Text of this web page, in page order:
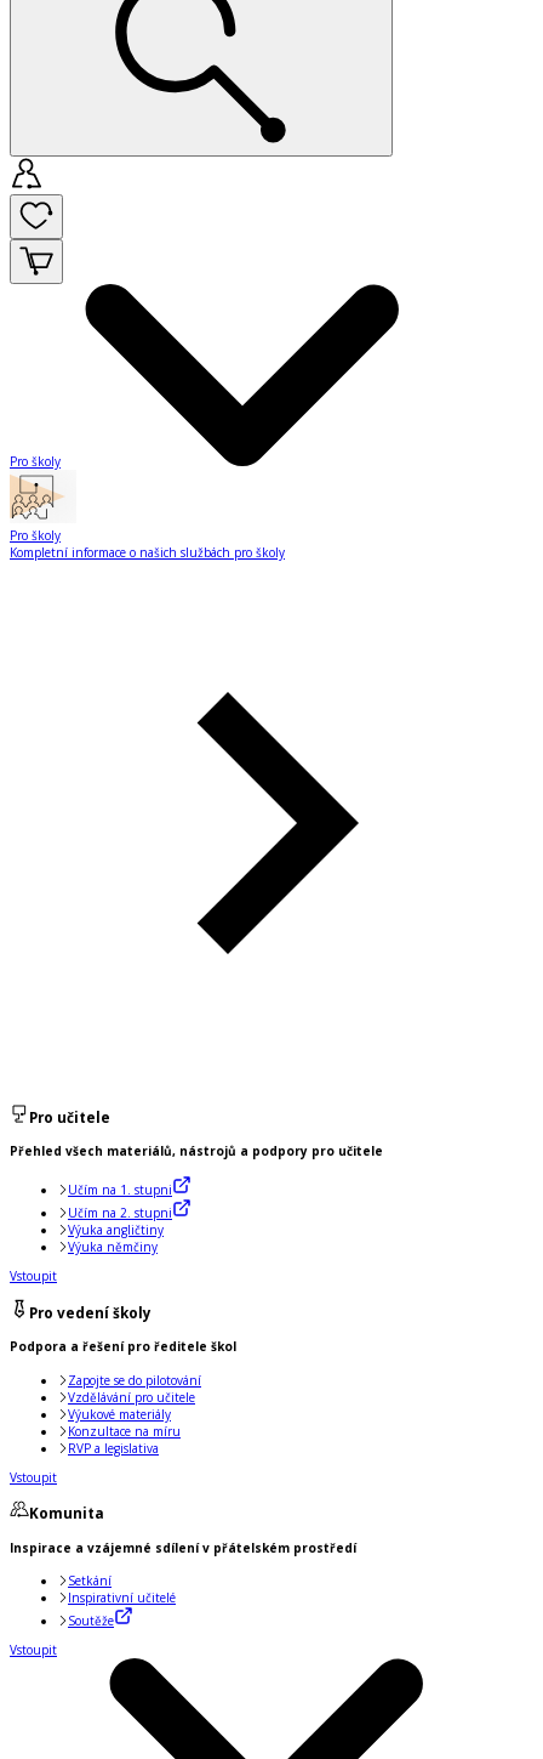
Pro školy
Pro školy
Kompletní informace o našich službách pro školy
Pro učitele
Přehled všech materiálů, nástrojů a podpory pro učitele
Učím na 1. stupni
Učím na 2. stupni
Výuka angličtiny
Výuka němčiny
Vstoupit
Pro vedení školy
Podpora a řešení pro ředitele škol
Zapojte se do pilotování
Vzdělávání pro učitele
Výukové materiály
Konzultace na míru
RVP a legislativa
Vstoupit
Komunita
Inspirace a vzájemné sdílení v přátelském prostředí
Setkání
Inspirativní učitelé
Soutěže
Vstoupit